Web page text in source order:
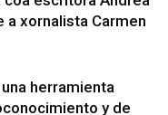
a xornalista Carmen
herramienta
y de